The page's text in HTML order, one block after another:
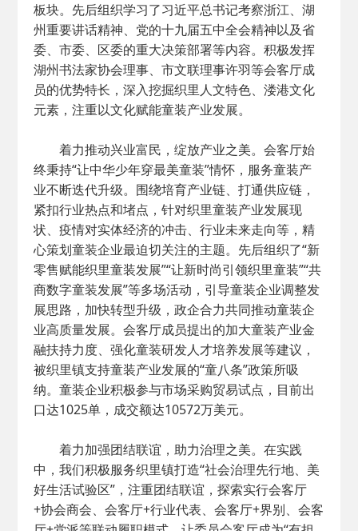
板块。先后组织学习了习近平总书记考察浙江、湖
州重要讲话精神、党的十九届五中全会精神以及省
委、市委、区委的重大决策部署等内容。积极发挥
湖州书法家协会理事、市文联理事许羽等会客厅成
员的优势特长，深入挖掘织里人文特色、溇港文化
元素，注重以文化赋能童装产业发展。
着力推动兴业富民，绽放产业之美。会客厅始
终秉持“让中华少年穿最美童装”情怀，服务童装产
业不断迭代升级。围绕培育产业链、打通供应链，
紧扣行业热点和堵点，针对织里童装产业发展现
状、疫情对实体经济的冲击、行业未来走向等，精
心策划童装企业最迫切关注的主题。先后组织了“新
零售赋能织里童装发展”“让新时尚引领织里童装”“共
商数字童装发展”等多场活动，引导童装企业调整发
展思路，加快转型升级，政企合力共同推动童装企
业高质量发展。会客厅成员提出的加大童装产业金
融扶持力度、强化童装研发人才培养发展等建议，
被织里镇支持童装产业发展的“童八条”政策所吸
纳。童装企业积极参与市场采购贸易试点，目前出
口达1025单，成交额达10572万美元。
着力加强团结联谊，助力治理之美。在实践
中，我们积极服务织里镇打造“社会治理先行地、美
好生活试验区”，注重团结联谊，探索实行会客厅
+协会商会、会客厅+行业代表、会客厅+界别、会客